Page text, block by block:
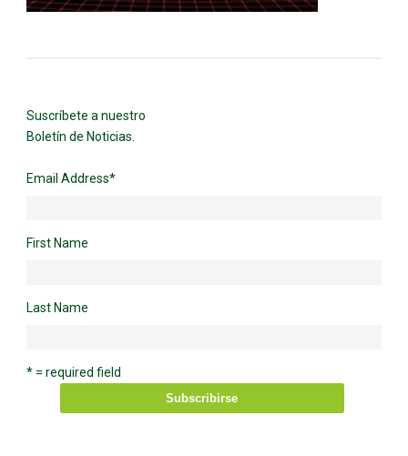
Suscríbete a nuestro
Boletín de Noticias.
Email Address*
First Name
Last Name
* = required field